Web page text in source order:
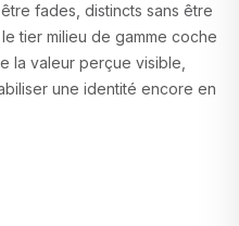
fades, distincts sans être
tier milieu de gamme coche
la valeur perçue visible,
une identité encore en